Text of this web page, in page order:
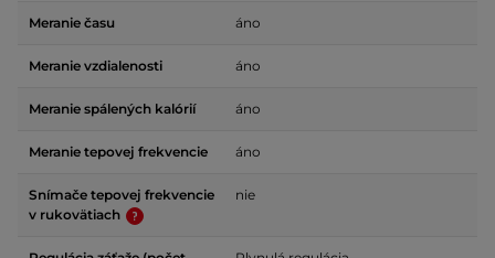
Meranie času áno
Meranie vzdialenosti áno
Meranie spálených kalórií áno
Meranie tepovej frekvencie áno
Snímače tepovej frekvencie
v rukovätiach
nie